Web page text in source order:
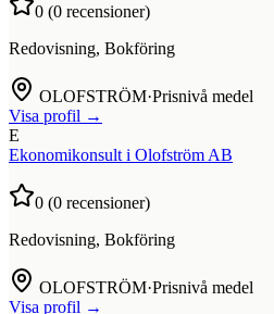
0 (0 recensioner)
Redovisning, Bokföring
OLOFSTRÖM·Prisnivå medel
Visa profil →
E
Ekonomikonsult i Olofström AB
0 (0 recensioner)
Redovisning, Bokföring
OLOFSTRÖM·Prisnivå medel
Visa profil →